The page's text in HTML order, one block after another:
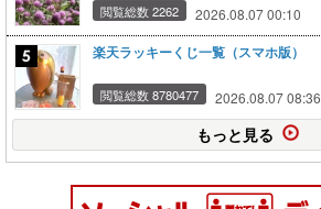
閲覧総数 2262 2026.08.07 00:10
楽天ラッキーくじ一覧（スマホ版）
閲覧総数 8780477 2026.08.07 08:36
もっと見る